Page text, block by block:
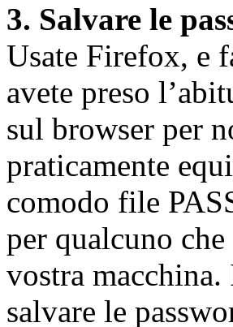
3. Salvare le
Usate Firefox, e
avete preso
sul browser per
praticamente
comodo file
per qualcuno
vostra
salvare le